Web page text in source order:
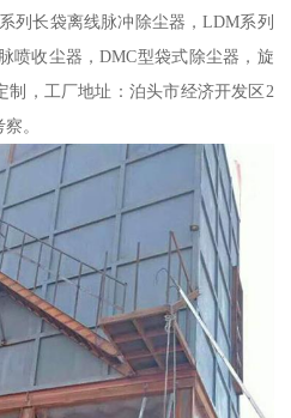
列长袋离线脉冲除尘器，LDM系列
喷收尘器，DMC型袋式除尘器，旋
制，工厂地址：泊头市经济开发区2
。